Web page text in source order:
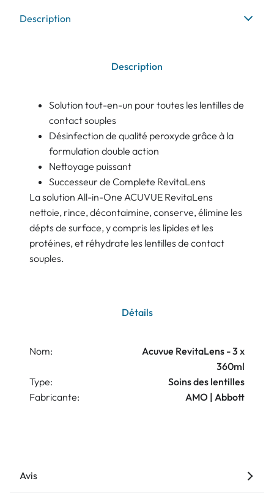
Description
Description
Solution tout-en-un pour toutes les lentilles de
contact souples
Désinfection de qualité peroxyde grâce à la
formulation double action
Nettoyage puissant
Successeur de Complete RevitaLens
La solution All-in-One ACUVUE RevitaLens
nettoie, rince, décontaimine, conserve, élimine les
dépts de surface, y compris les lipides et les
protéines, et réhydrate les lentilles de contact
souples.
Détails
Nom:
Acuvue RevitaLens - 3 x
360ml
Type:
Soins des lentilles
Fabricante:
AMO | Abbott
Avis